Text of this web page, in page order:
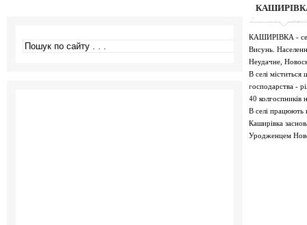
КАШИРІВКА -
Висунь.
Неудачне,
В селі
господарства -
40
В селі працюють
Каширівка
Уродженцем